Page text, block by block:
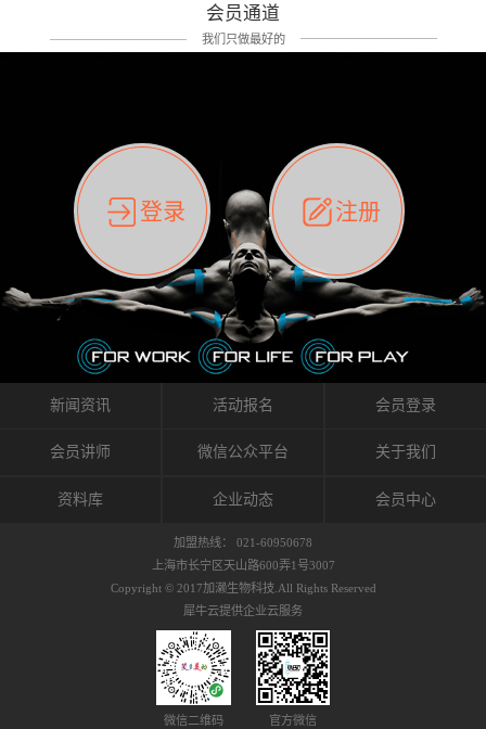
痛影响走路。当天疼痛部贴了EDF和胃十字，膝
关节贴了半月板贴布。第2天第12肋部的EDF和
消失，贴布也没有出现进一步瘙痒过敏。而膝
关节的半月板贴布张力用的100%，但自始至终
它都很坚强的贴着，没有出现过任何瘙痒的迹
象。不同的条件下，同一个身体，不同的部位
皮肤的敏感度也有不同。因此我们KINESIO要做
的，是在研发生产过程中竭尽全力的降低致敏
性，减少贴布本身带来的致敏率。那到底是什
么原因引起的过敏瘙痒呢？我整理了以下内容
仅供大家参考，希望能给予大家帮助。首先我
们分析解剖下过敏的原因，然后简说一下
KINESIO贴布贴扎后预防应对。我把导致过敏的
原因，简单分为外因和内因。外因1，贴布贴布
括：1）面料的伸展率、回缩率、纤维的刺激
能会给皮肤带来过度的刺激，从而引起过敏瘙
以激发身体的自然愈合能力。 通常，药物会削
弱细胞因子的作用，单方面还会引起副作用的
症状。 与此相比，Kinesio肌内效贴创造了细
的控制仍有许多未知。 细胞因子是一种酵素，
各种各样的酵素起着适当的作用，为细胞创造
了适合居住的环境。 在现代医学上，这种细胞
因子是一种酶的观点往往被否定，但在体内有
有毒细菌和无毒细菌，它们起着保持身体平衡
的作用。 Kinesio肌内效贴不像药物那样在短时
间内表现出症状，而是通过花费时间创造一个
对身体没有伤害（副作用等）的环境来减轻症
状。 但是，由于营养、精神、运动的平衡被破
坏，各种细胞就会发生病态变化。 在一定的状
态下，细胞因子会自动捕捉异常，并在细胞之
间传递适当的修复信息。可以收集各自所需的
因子级联；细胞因子的连锁反应）。 如果这种
者甚至提供不需要的物质。 因此，身体所需的
自然愈合能力不仅不能发挥作用，反而会造成
恶化的环境。Kinesio肌内效贴的作用，就是解
决这些问题。 KinesioTaping ® （Kinesio贴扎
疗法）的概念是空（空间），动（流动），冷
（抑制热的上升），为了实现这些，贴布的质
作出来。 特别地，Kinesio Medical
Tappling®（Kinesio医疗贴扎）通过从皮肤表面
长时间给予适...
状，而是指贴布本身很重量，以及贴布刺激的
类型。贴布的应用充分利用了体内由间质液组
成的自然流体力学的流体层。这种轻微的刺激
间，还可以在单片贴布上提供支持和深度刺
激。通过对间质液的适当控制，可以连接皮下
筋膜，对关节进行非常轻柔的刺激，增加患部
的治疗区域。 snowflake“雪花”贴布不会妨碍皮
肤上下左右运动，有效的辅助修复关节周围组
织的筋膜。它可以作用于关节或肌肉表面，释
放压力，刺激深层筋膜。“雪花”贴扎疗法是一
种可以改变肌肉、筋膜和间质液之间自然流动
关系的方法。 间质液间质被称为人体的新器
官。研究人员认为，整个身体的网络是由坚韧
且柔软的蛋白质结构所支撑的相互连接的充满
流体的空间构成的。如果作为脏器，这是人体
最大的脏器，约占体重的20%（相比之下，皮
内流通，有助于细胞的再生和恢复。“1”“雪花”
周围进行轻柔的刺激，改善受影响的关节和肌
到辅助修复损伤组织的作用。对组织的营养供
膜，韧带和关节周围皮下组织的关节囊。 流
体力学理论加濑博士-Kinesio肌内效贴布的发明
人流体力学理论是以对日常生活产生反复影响
的纤细筋膜的性质为焦点。 筋膜容易受到外部
会员通道
我们只做最好的
登录 注册
新闻资讯 活动报名 会员登录
会员讲师 微信公众平台 关于我们
资料库 企业动态 会员中心
加盟热线： 021-60950678
上海市长宁区天山路600弄1号3007
Copyright © 2017加濑生物科技.All Rights Reserved
犀牛云提供企业云服务
微信二维码 官方微信